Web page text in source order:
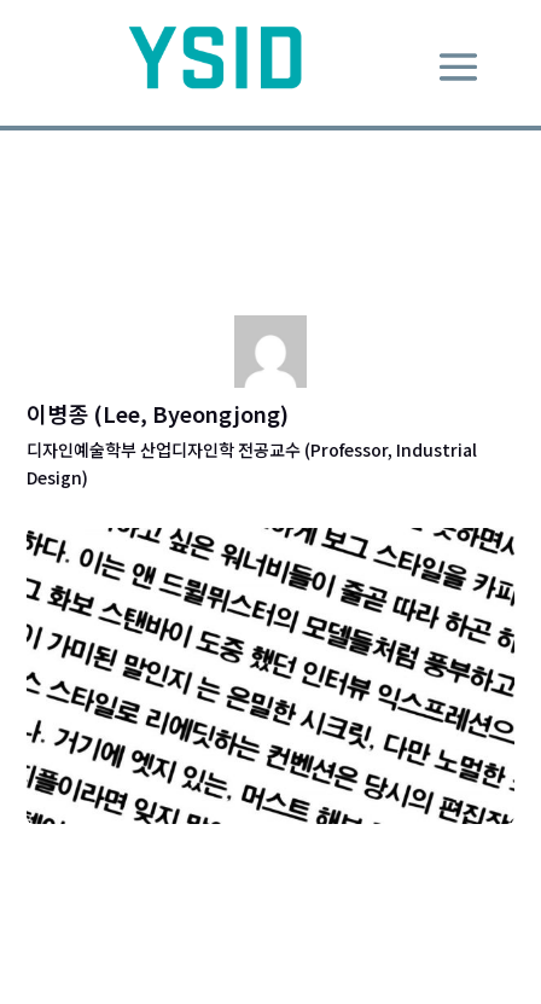
이병종 (Lee, Byeongjong)
디자인예술학부 산업디자인학 전공교수 (Professor, Industrial
Design)